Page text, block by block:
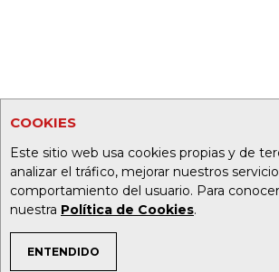
COOKIES
Este sitio web usa cookies propias y de
analizar el tráfico, mejorar nuestros
comportamiento del usuario. Para
nuestra Política de Cookies.
ENTENDIDO
TEMAS DE INTERÉS